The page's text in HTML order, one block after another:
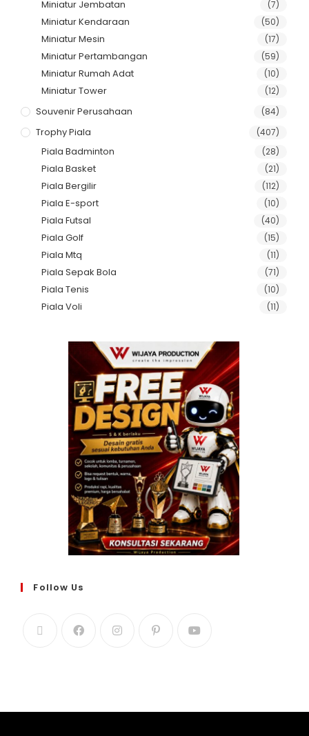
Miniatur Jembatan (7)
Miniatur Kendaraan (50)
Miniatur Mesin (17)
Miniatur Pertambangan (59)
Miniatur Rumah Adat (10)
Miniatur Tower (12)
Souvenir Perusahaan (84)
Trophy Piala (407)
Piala Badminton (28)
Piala Basket (21)
Piala Bergilir (112)
Piala E-sport (10)
Piala Futsal (40)
Piala Golf (15)
Piala Mtq (11)
Piala Sepak Bola (71)
Piala Tenis (10)
Piala Voli (11)
Follow Us